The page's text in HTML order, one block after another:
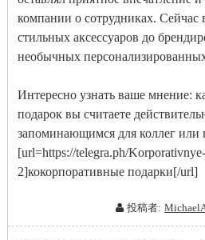
компании о сотрудниках.
стильных аксессуаров до
необычных
Интересно узнать ваше мнение:
подарок вы считаете
запоминающимся для коллег или
[url=https://telegra.ph/
2]кокорпоративные подарки[/url]
投稿者: